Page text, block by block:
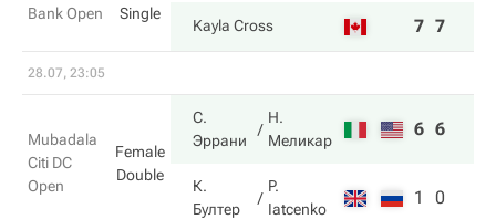
Bank Open
Single
Kayla Cross 7 7
28.07, 23:05
Mubadala
Citi DC
Open
Female
Double
С.
Эррани
Н.
Меликар
6 6
К.
Бултер
P.
Iatcenko
1 0